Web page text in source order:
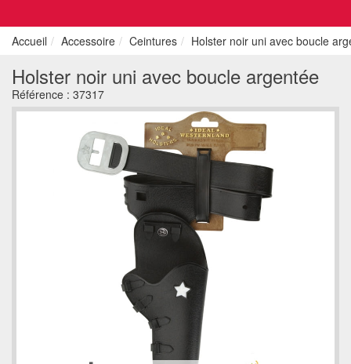
Accueil Accessoire Ceintures Holster noir uni avec boucle
Holster noir uni avec boucle argentée
Référence : 37317